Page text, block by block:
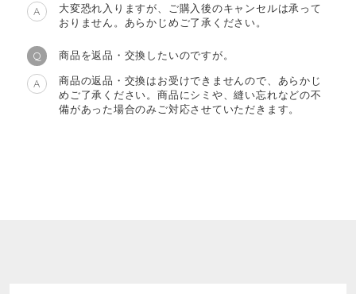
A
大変恐れ入りますが、ご購入後のキャンセルは承って
おりません。あらかじめご了承ください。
Q 商品を返品・交換したいのですが。
A
商品の返品・交換はお受けできませんので、あらかじ
めご了承ください。商品にシミや、縫い忘れなどの不
備があった場合のみご対応させていただきます。